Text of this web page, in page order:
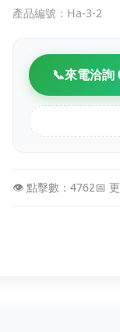
產品編號：Ha-3-2
📞來電洽詢
👁️ 點擊數：4762📅